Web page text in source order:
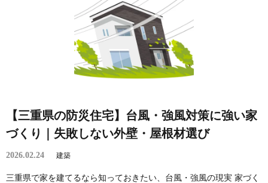
【三重県の防災住宅】台風・強風対策に強い家
づくり｜失敗しない外壁・屋根材選び
2026.02.24 建築
三重県で家を建てるなら知っておきたい、台風・強風の現実 家づく